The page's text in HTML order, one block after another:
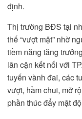
định.
Thị trường BĐS tại
thế “vượt mặt” nhờ
tiềm năng tăng
lân cận kết nối với
tuyến vành đai, các
vượt, hầm chui, mở
phần thúc đẩy mật